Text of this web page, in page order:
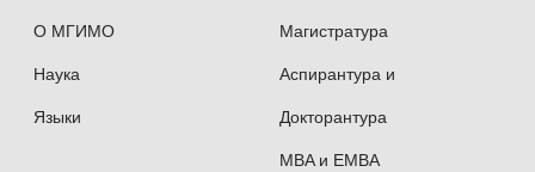
О МГИМО
Наука
Языки
Магистратура
Аспирантура и
Докторантура
MBA и EMBA